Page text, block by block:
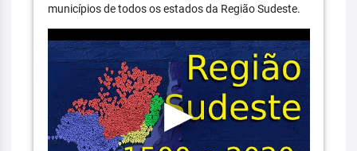
municípios de todos os estados da Região Sudeste.